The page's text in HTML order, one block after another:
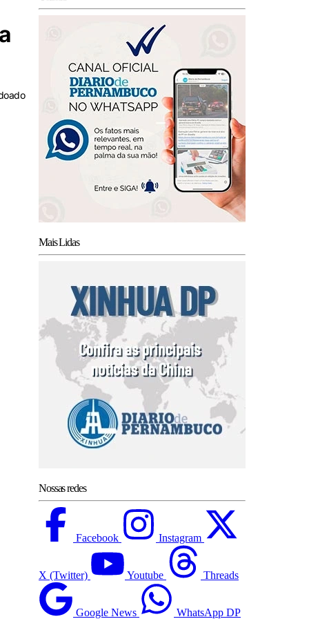
Mais Lidas
Nossas redes
Facebook Instagram
X (Twitter) Youtube Threads
Google News WhatsApp DP